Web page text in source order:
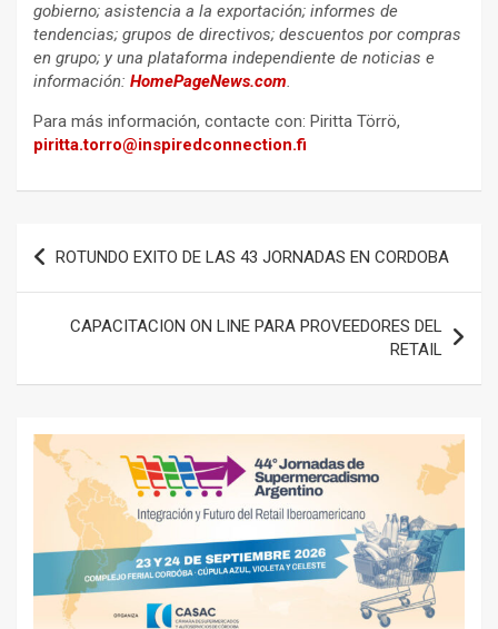
gobierno; asistencia a la exportación; informes de
tendencias; grupos de directivos; descuentos por compras
en grupo; y una plataforma independiente de noticias e
información: HomePageNews.com.
Para más información, contacte con: Piritta Törrö,
piritta.torro@inspiredconnection.fi
Navegación
de
entradas
ROTUNDO EXITO DE LAS 43 JORNADAS EN CORDOBA
CAPACITACION ON LINE PARA PROVEEDORES DEL
RETAIL